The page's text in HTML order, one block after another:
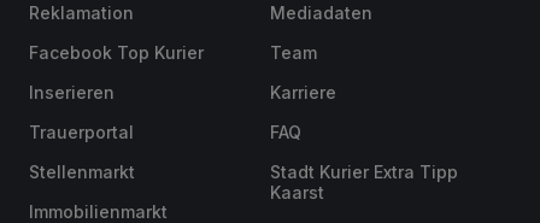
Reklamation
Facebook Top Kurier
Inserieren
Trauerportal
Stellenmarkt
Immobilienmarkt
Mediadaten
Team
Karriere
FAQ
Stadt Kurier Extra Tipp
Kaarst